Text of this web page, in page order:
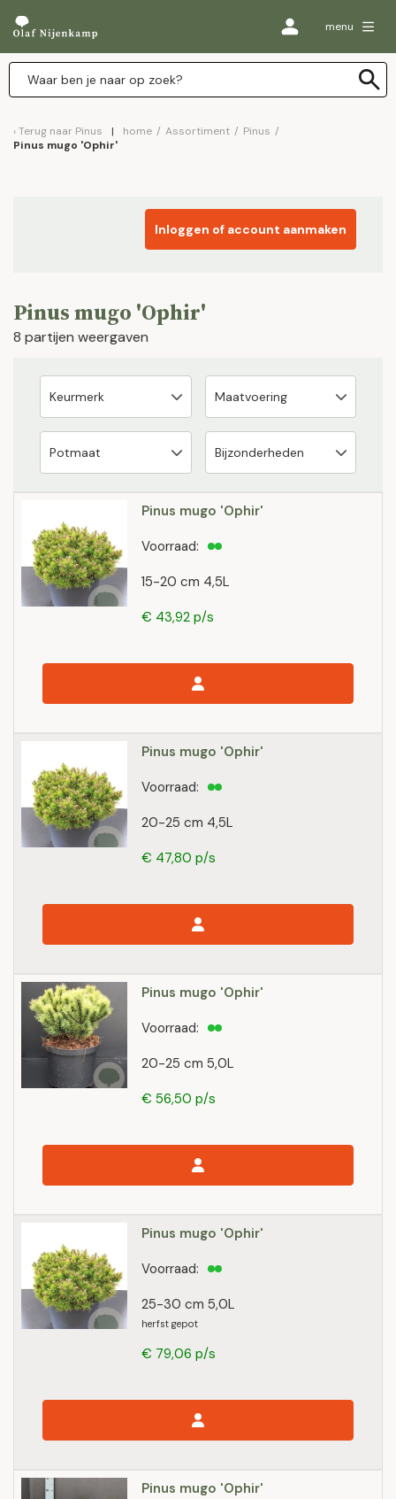
menu
Terug naar Pinus home / Assortiment / Pinus /
Pinus mugo 'Ophir'
Inloggen of account aanmaken
Pinus mugo 'Ophir'
8 partijen weergaven
Pinus mugo 'Ophir'
15-20 cm 4,5L
Voorraad:
€ 43,92 p/s
Pinus mugo 'Ophir'
20-25 cm 4,5L
Voorraad:
€ 47,80 p/s
Pinus mugo 'Ophir'
20-25 cm 5,0L
Voorraad:
€ 56,50 p/s
Pinus mugo 'Ophir'
25-30 cm 5,0L
herfst gepot
Voorraad:
€ 79,06 p/s
Pinus mugo 'Ophir'